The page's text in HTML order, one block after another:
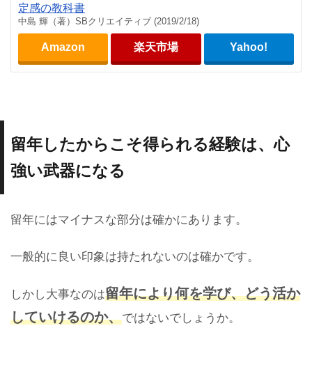
定感の教科書
中島 輝（著）SBクリエイティブ (2019/2/18)
Amazon 楽天市場 Yahoo!
留年したからこそ得られる経験は、心
強い武器になる
留年にはマイナスな部分は確かにあります。
一般的に良い印象は持たれないのは確かです。
しかし大事なのは留年により何を学び、どう活か
していけるのか、ではないでしょうか。